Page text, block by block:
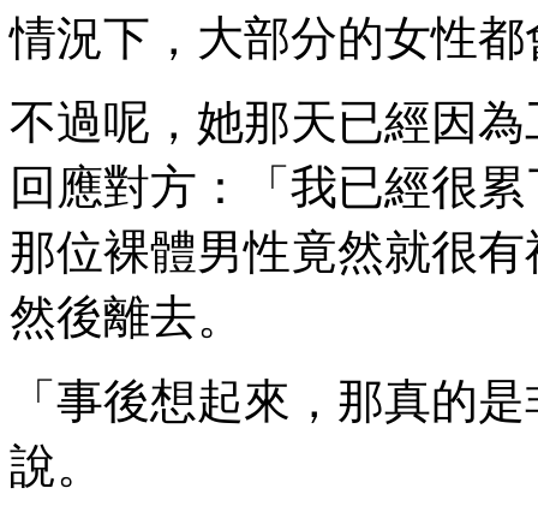
情況下，大部分的女性
不過呢，她那天已經因
回應對方：「我已經很
那位裸體男性竟然就很
然後離去。
「事後想起來，那真的
說。